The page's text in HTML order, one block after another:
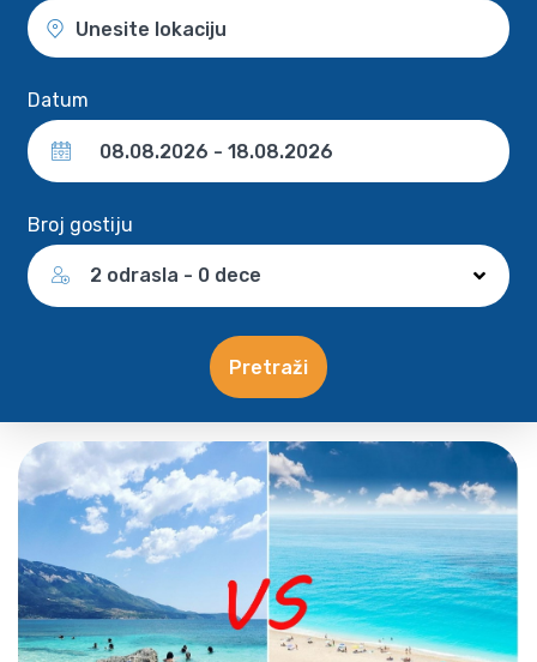
Unesite lokaciju
Datum
Broj gostiju
2 odrasla - 0 dece
Pretraži